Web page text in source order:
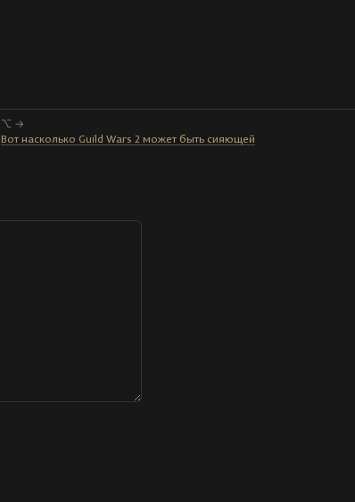
⌥ →
Вот насколько Guild Wars 2 может быть сияющей